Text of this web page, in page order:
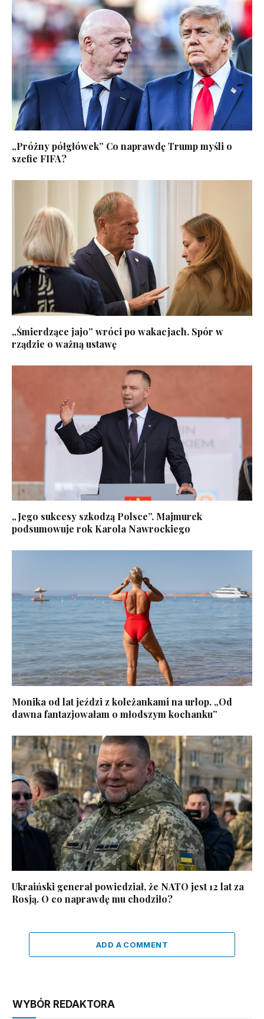
„Próżny półgłówek” Co naprawdę Trump myśli o
szefie FIFA?
„Śmierdzące jajo” wróci po wakacjach. Spór w
rządzie o ważną ustawę
„Jego sukcesy szkodzą Polsce”. Majmurek
podsumowuje rok Karola Nawrockiego
Monika od lat jeździ z koleżankami na urlop. „Od
dawna fantazjowałam o młodszym kochanku”
Ukraiński generał powiedział, że NATO jest 12 lat za
Rosją. O co naprawdę mu chodziło?
ADD A COMMENT
WYBÓR REDAKTORA